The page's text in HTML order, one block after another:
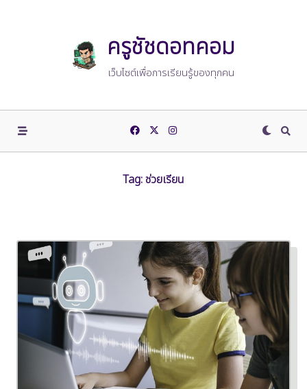
ครูชัชดอทคอม
เว็บไซต์เพื่อการเรียนรู้ของทุกคน
Tag:ช่วยเรียน